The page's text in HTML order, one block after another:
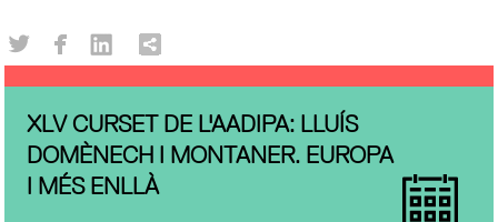
XLV CURSET DE L'AADIPA: LLUÍS
DOMÈNECH I MONTANER. EUROPA
I MÉS ENLLÀ